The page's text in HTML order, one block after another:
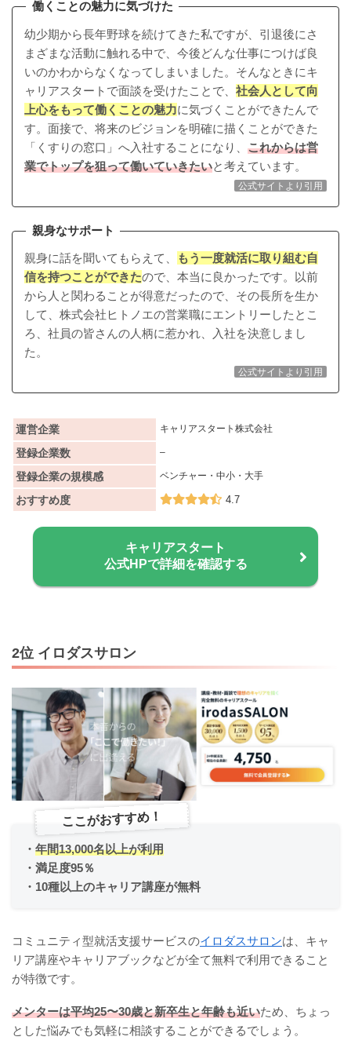
働くことの魅力に気づけた
幼少期から長年野球を続けてきた私ですが、引退後にさ
まざまな活動に触れる中で、今後どんな仕事につけば良
いのかわからなくなってしまいました。そんなときにキ
ャリアスタートで面談を受けたことで、 社会人として向
上心をもって働くことの魅力に気づくことができたんで
す。面接で、将来のビジョンを明確に描くことができた
「くすりの窓口」へ入社することになり、 これからは営
業でトップを狙って働いていきたいと考えています。
公式サイトより引用
親身なサポート
親身に話を聞いてもらえて、
もう一度就活に取り組む自
信を持つことができたので、本当に良かったです。以前
から人と関わることが得意だったので、その長所を生か
して、株式会社ヒトノエの営業職にエントリーしたとこ
ろ、社員の皆さんの人柄に惹かれ、入社を決意しまし
た。
公式サイトより引用
運営企業 キャリアスタート株式会社
登録企業数 –
登録企業の規模感 ベンチャー・中小・大手
おすすめ度 4.7
キャリアスタート
公式HPで詳細を確認する
2位 イロダスサロン
ここがおすすめ！
・ 年間13,000名以上が利用
・満足度95％
・10種以上のキャリア講座が無料
コミュニティ型就活支援サービスのイロダスサロンは、キャ
リア講座やキャリアブックなどが全て無料で利用できること
が特徴です。
メンターは平均25〜30歳と新卒生と年齢も近いため、ちょっ
とした悩みでも気軽に相談することができるでしょう。